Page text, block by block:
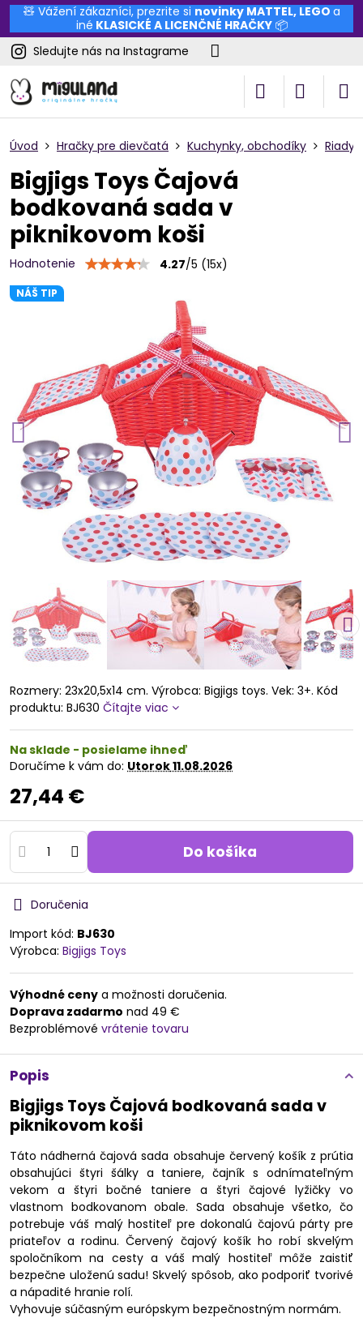
🧸 Vážení zákazníci, prezrite si novinky MATTEL, LEGO a
iné KLASICKÉ A LICENČNÉ HRAČKY📦
Sledujte nás na Instagrame
NÁŠ TIP
Úvod Hračky pre dievčatá Kuchynky, obchodíky Riady
Bigjigs Toys Čajová
bodkovaná sada v
piknikovom koši
Hodnotenie 4.27/5 (15x)
Rozmery: 23x20,5x14 cm. Výrobca: Bigjigs toys. Vek: 3+. Kód
produktu: BJ630 Čítajte viac
Na sklade - posielame ihneď
Doručíme k vám do: Utorok11.08.2026
27,44 €
Do košíka
Doručenia
Import kód: BJ630
Výrobca: Bigjigs Toys
Výhodné ceny a možnosti doručenia.
Doprava zadarmo nad 49 €
Bezproblémové vrátenie tovaru
Popis
Bigjigs Toys Čajová bodkovaná sada v
piknikovom koši
Táto nádherná čajová sada obsahuje červený košík z prútia
obsahujúci štyri šálky a taniere, čajník s odnímateľným
vekom a štyri bočné taniere a štyri čajové lyžičky vo
vlastnom bodkovanom obale. Sada obsahuje všetko, čo
potrebuje váš malý hostiteľ pre dokonalú čajovú párty pre
priateľov a rodinu. Červený čajový košík ho robí skvelým
spoločníkom na cesty a váš malý hostiteľ môže zaistiť
bezpečne uloženú sadu! Skvelý spôsob, ako podporiť tvorivé
a nápadité hranie rolí.
Vyhovuje súčasným európskym bezpečnostným normám.